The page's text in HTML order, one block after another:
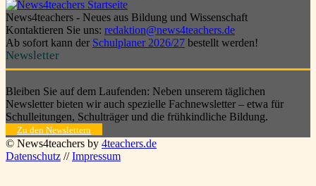
News4teachers - Neues aus Bildung und Wissenschaft
Kontaktieren Sie uns: redaktion@news4teachers.de
Ab sofort kann der Schulplaner 2026/27 bestellt werden!
Newsletter
Bleiben Sie auf dem Laufenden: Neben unserem täglichen
Newsletter bieten wir auch spezielle Fachnewsletter – etwa für
Schulleitungen, Schulträger und die frühkindliche Bildung.
Zu den Newslettern
© News4teachers by 4teachers.de
Datenschutz //Impressum